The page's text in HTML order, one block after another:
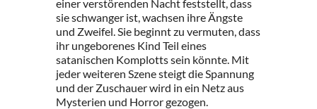
einer verstörenden Nacht feststellt, dass
sie schwanger ist, wachsen ihre Ängste
und Zweifel. Sie beginnt zu vermuten, dass
ihr ungeborenes Kind Teil eines
satanischen Komplotts sein könnte. Mit
jeder weiteren Szene steigt die Spannung
und der Zuschauer wird in ein Netz aus
Mysterien und Horror gezogen.